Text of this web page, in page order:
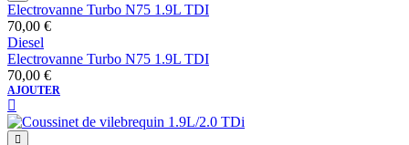
Electrovanne Turbo N75 1.9L TDI
70,00 €
Diesel
Electrovanne Turbo N75 1.9L TDI
70,00 €
AJOUTER